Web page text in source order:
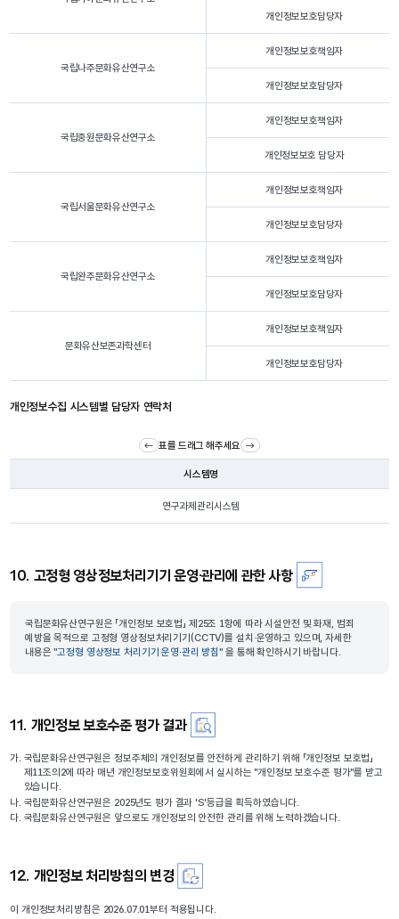
개인정보보호담당자
국립나주문화유산연구소
개인정보보호책임자
개인정보보호담당자
국립중원문화유산연구소
개인정보보호책임자
개인정보보호 담당자
국립서울문화유산연구소
개인정보보호책임자
개인정보보호담당자
국립완주문화유산연구소
개인정보보호책임자
개인정보보호담당자
문화유산보존과학센터
개인정보보호책임자
개인정보보호담당자
개인정보수집 시스템별 담당자 연락처
표를 드래그 해주세요
시스템명
연구과제관리시스템
10. 고정형 영상정보처리기기 운영·관리에 관한 사항
국립문화유산연구원은 「개인정보 보호법」 제25조 1항에 따라 시설안전 및 화재, 범죄
예방을 목적으로 고정형 영상정보처리기기(CCTV)를 설치·운영하고 있으며, 자세한
내용은"고정형 영상정보 처리기기 운영·관리 방침" 을 통해 확인하시기 바랍니다.
11. 개인정보 보호수준 평가 결과
가. 국립문화유산연구원은 정보주체의 개인정보를 안전하게 관리하기 위해 「개인정보 보호법」
제11조의2에 따라 매년 개인정보보호위원회에서 실시하는 "개인정보 보호수준 평가"를 받고
있습니다.
나. 국립문화유산연구원은 2025년도 평가 결과 'S'등급을 획득하였습니다.
다. 국립문화유산연구원은 앞으로도 개인정보의 안전한 관리를 위해 노력하겠습니다.
12. 개인정보 처리방침의 변경
이 개인정보처리방침은 2026.07.01부터 적용됩니다.